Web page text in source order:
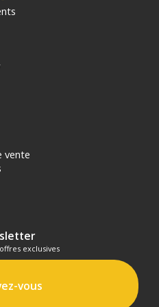
effectivement calculés dans le
vente
exclusives
vous